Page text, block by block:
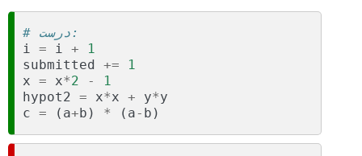
# درست:
i = i +
1
submitted
+=
1
x = x*2 -
1
hypot2 = x*x + y*y
c = ( a+ b ) * ( a- b )